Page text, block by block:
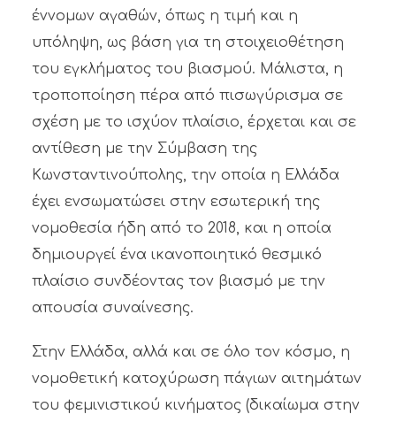
έννομων αγαθών, όπως η τιμή και η
υπόληψη, ως βάση για τη στοιχειοθέτηση
του εγκλήματος του βιασμού. Μάλιστα, η
τροποποίηση πέρα από πισωγύρισμα σε
σχέση με το ισχύον πλαίσιο, έρχεται και σε
αντίθεση με την Σύμβαση της
Κωνσταντινούπολης, την οποία η Ελλάδα
έχει ενσωματώσει στην εσωτερική της
νομοθεσία ήδη από το 2018, και η οποία
δημιουργεί ένα ικανοποιητικό θεσμικό
πλαίσιο συνδέοντας τον βιασμό με την
απουσία συναίνεσης.
Στην Ελλάδα, αλλά και σε όλο τον κόσμο, η
νομοθετική κατοχύρωση πάγιων αιτημάτων
του φεμινιστικού κινήματος (δικαίωμα στην